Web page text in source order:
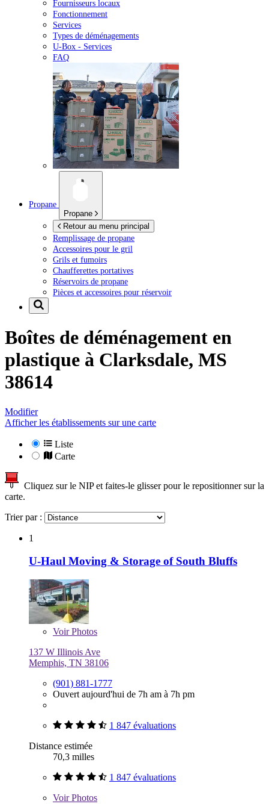
Fournisseurs locaux
Fonctionnement
Services
Types de déménagements
U-Box - Services
FAQ
Propane
Propane
Retour au menu principal
Remplissage de propane
Accessoires pour le gril
Grils et fumoirs
Chaufferettes portatives
Réservoirs de propane
Pièces et accessoires pour réservoir
Boîtes de déménagement en
plastique à Clarksdale, MS
38614
Modifier
Afficher les établissements sur une carte
Liste
Carte
Cliquez sur le NIP et faites-le glisser pour le repositionner sur la
carte.
Trier par :
1
U-Haul Moving & Storage of South Bluffs
VoirPhotos
137 W Illinois Ave
Memphis, TN 38106
(901) 881-1777
Ouvert aujourd'hui de 7h am à 7h pm
1 847 évaluations
Distance estimée
70,3 milles
1 847 évaluations
VoirPhotos